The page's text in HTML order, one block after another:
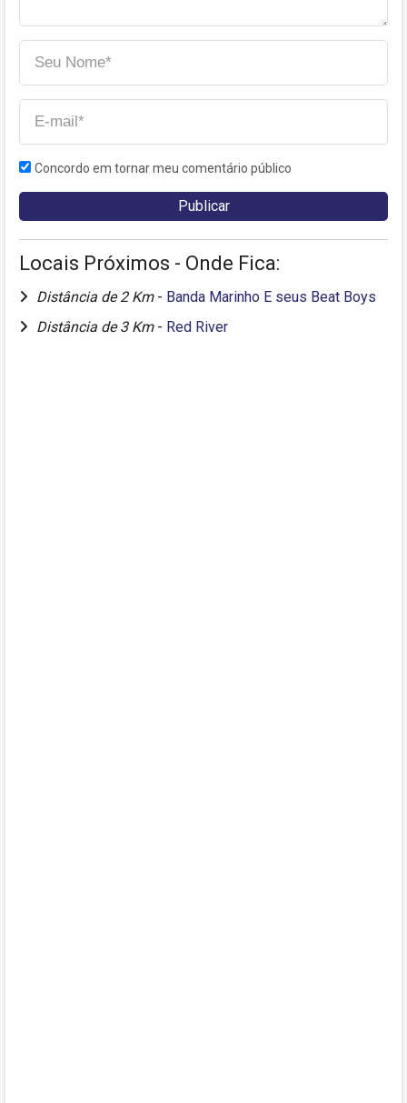
Concordo em tornar meu comentário público
Locais Próximos - Onde Fica:
Distância de 2 Km - Banda Marinho E seus Beat Boys
Distância de 3 Km - Red River